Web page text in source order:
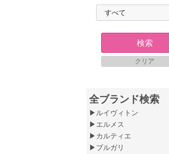
検索
クリア
全ブランド検索
▶ルイヴィトン
▶エルメス
▶カルティエ
▶ブルガリ